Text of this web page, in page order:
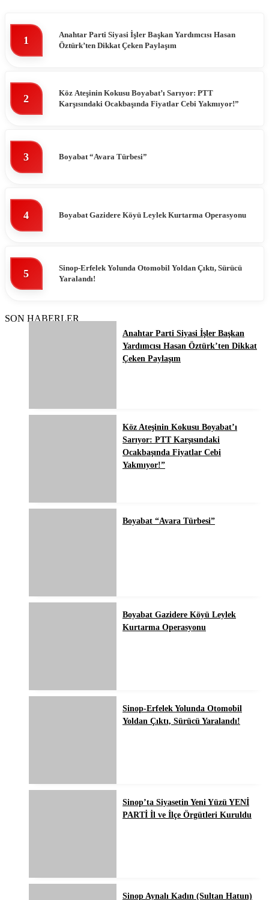
1
Anahtar Parti Siyasi İşler Başkan Yardımcısı Hasan
Öztürk’ten Dikkat Çeken Paylaşım
2
Köz Ateşinin Kokusu Boyabat’ı Sarıyor: PTT
Karşısındaki Ocakbaşında Fiyatlar Cebi Yakmıyor!”
3 Boyabat “Avara Türbesi”
4 Boyabat Gazidere Köyü Leylek Kurtarma Operasyonu
5
Sinop-Erfelek Yolunda Otomobil Yoldan Çıktı, Sürücü
Yaralandı!
SON HABERLER
Anahtar Parti Siyasi İşler Başkan
Yardımcısı Hasan Öztürk’ten Dikkat
Çeken Paylaşım
Köz Ateşinin Kokusu Boyabat’ı
Sarıyor: PTT Karşısındaki
Ocakbaşında Fiyatlar Cebi
Yakmıyor!”
Boyabat “Avara Türbesi”
Boyabat Gazidere Köyü Leylek
Kurtarma Operasyonu
Sinop-Erfelek Yolunda Otomobil
Yoldan Çıktı, Sürücü Yaralandı!
Sinop’ta Siyasetin Yeni Yüzü YENİ
PARTİ İl ve İlçe Örgütleri Kuruldu
Sinop Aynalı Kadın (Sultan Hatun)